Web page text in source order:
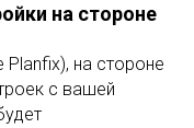
на стороне
на стороне
с вашей